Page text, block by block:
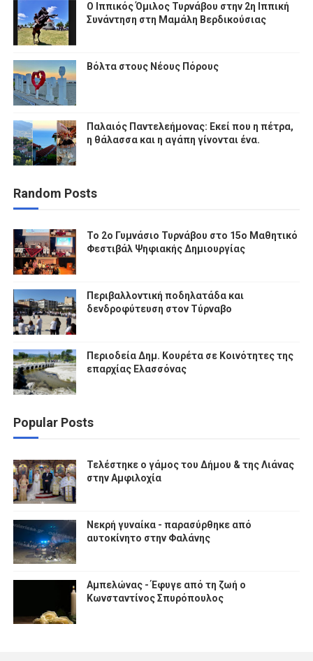
Ο Ιππικός Όμιλος Τυρνάβου στην 2η Ιππική
Συνάντηση στη Μαμάλη Βερδικούσιας
Βόλτα στους Νέους Πόρους
Παλαιός Παντελεήμονας: Εκεί που η πέτρα,
η θάλασσα και η αγάπη γίνονται ένα.
Random Posts
To 2ο Γυμνάσιο Τυρνάβου στο 15ο Μαθητικό
Φεστιβάλ Ψηφιακής Δημιουργίας
Περιβαλλοντική ποδηλατάδα και
δενδροφύτευση στον Τύρναβο
Περιοδεία Δημ. Κουρέτα σε Κοινότητες της
επαρχίας Ελασσόνας
Popular Posts
Τελέστηκε ο γάμος του Δήμου & της Λιάνας
στην Αμφιλοχία
Νεκρή γυναίκα - παρασύρθηκε από
αυτοκίνητο στην Φαλάνης
Αμπελώνας - Έφυγε από τη ζωή ο
Κωνσταντίνος Σπυρόπουλος